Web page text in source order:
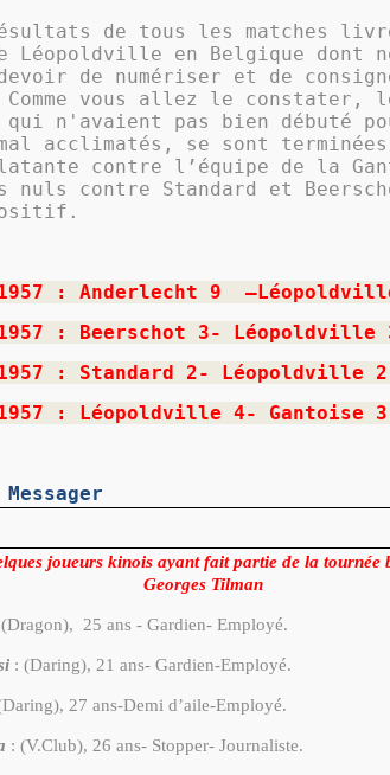
de tous les matches
Léopoldville en Belgique dont
de numériser et de
vous allez le constater,
qui n'avaient pas bien débuté
acclimatés, se sont terminées
contre l’équipe de la
nuls contre Standard et
: Anderlecht 9
: Beerschot 3- Léopoldville
: Standard 2- Léopoldville 2
: Léopoldville 4- Gantoise
joueurs kinois ayant fait partie de la tournée
Georges Tilman
25 ans - Gardien- Employé.
: (Daring), 21 ans- Gardien-Employé.
27 ans-Demi d’aile-Employé.
: (V.Club), 26 ans- Stopper- Journaliste.